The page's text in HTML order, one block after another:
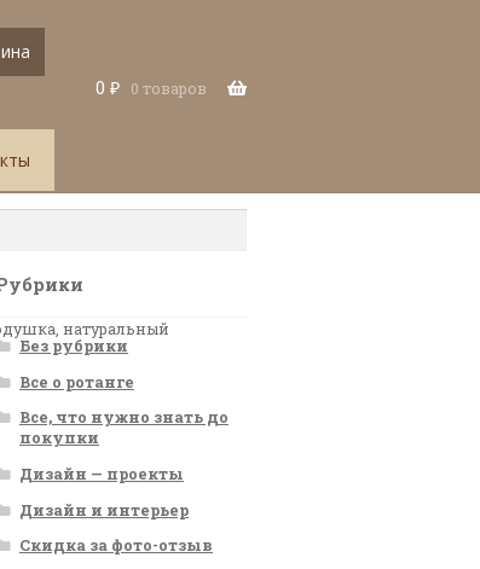
0 ₽ 0 товаров
натуральный
Без рубрики
Все о ротанге
Все, что нужно знать до
покупки
Дизайн — проекты
Дизайн и интерьер
Скидка за фото-отзыв